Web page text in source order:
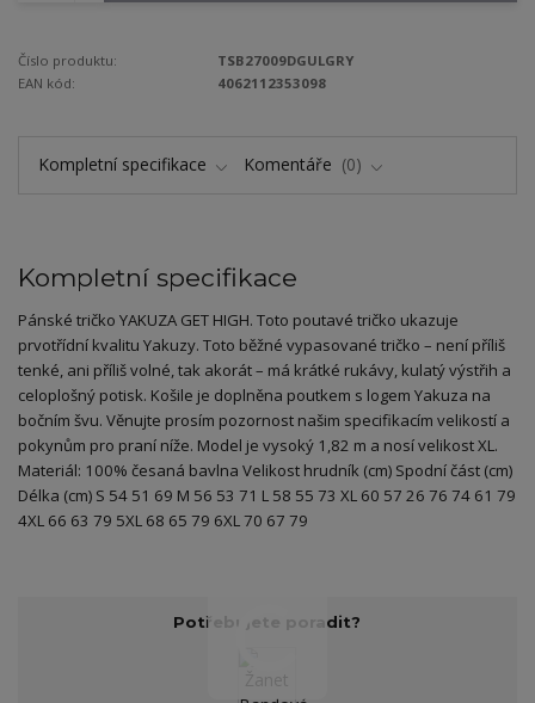
Číslo produktu:
TSB27009DGULGRY
EAN kód:
4062112353098
Kompletní specifikace Komentáře 0
Kompletní specifikace
Pánské tričko YAKUZA GET HIGH. Toto poutavé tričko ukazuje
prvotřídní kvalitu Yakuzy. Toto běžné vypasované tričko – není příliš
tenké, ani příliš volné, tak akorát – má krátké rukávy, kulatý výstřih a
celoplošný potisk. Košile je doplněna poutkem s logem Yakuza na
bočním švu. Věnujte prosím pozornost našim specifikacím velikostí a
pokynům pro praní níže. Model je vysoký 1,82 m a nosí velikost XL.
Materiál: 100% česaná bavlna Velikost hrudník (cm) Spodní část (cm)
Délka (cm) S 54 51 69 M 56 53 71 L 58 55 73 XL 60 57 26 76 74 61 79
4XL 66 63 79 5XL 68 65 79 6XL 70 67 79
Potřebujete poradit?